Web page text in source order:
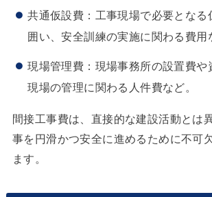
共通仮設費：工事現場で必要となる
囲い、安全訓練の実施に関わる費用
現場管理費：現場事務所の設置費や
現場の管理に関わる人件費など。
間接工事費は、直接的な建設活動とは
事を円滑かつ安全に進めるために不可
ます。